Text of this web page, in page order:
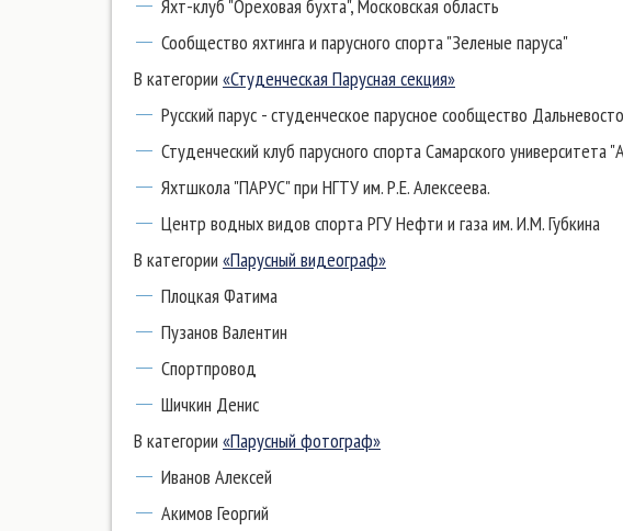
Яхт-клуб "Ореховая бухта", Московская область
Сообщество яхтинга и парусного спорта "Зеленые паруса"
В категории «Студенческая Парусная секция»
Русский парус - студенческое парусное сообщество
Студенческий клуб парусного спорта Самарского университета
Яхтшкола "ПАРУС" при НГТУ им. Р.Е. Алексеева.
Центр водных видов спорта РГУ Нефти и газа им. И.М. Губкина
В категории «Парусный видеограф»
Плоцкая Фатима
Пузанов Валентин
Спортпровод
Шичкин Денис
В категории «Парусный фотограф»
Иванов Алексей
Акимов Георгий